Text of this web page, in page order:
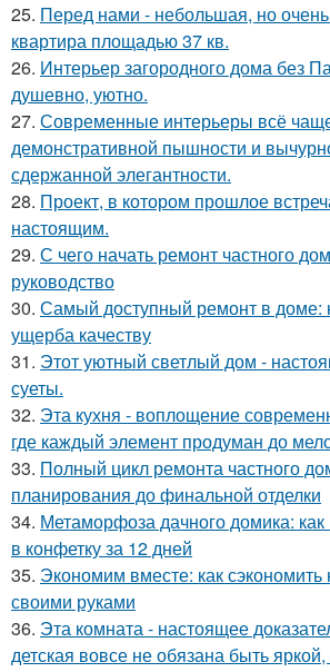
25. Перед нами - небольшая, но
квартира площадью 37 кв.
26. Интерьер загородного дома без
душевно, уютно.
27. Современные интерьеры всё
демонстративной пышности и
сдержанной элегантности.
28. Проект, в котором прошлое
настоящим.
29. С чего начать ремонт частного
руководство
30. Самый доступный ремонт в доме:
ущерба качеству
31. Этот уютный светлый дом -
суеты.
32. Эта кухня - воплощение
где каждый элемент продуман до
33. Полный цикл ремонта частного
планирования до финальной отделки
34. Метаморфоза дачного домика: как
в конфетку за 12 дней
35. Экономим вместе: как
своими руками
36. Эта комната - настоящее
детская вовсе не обязана быть